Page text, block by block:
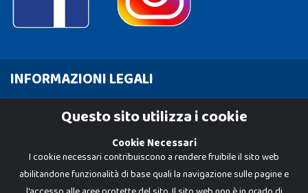
INFORMAZIONI LEGALI
Cookie PolicyQuesto sito utilizza i cookie
Cookie Necessari
I cookie necessari contribuiscono a rendere fruibile il sito web
abilitandone funzionalità di base quali la navigazione sulle pagine e